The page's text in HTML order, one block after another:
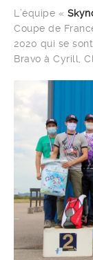
L’équipe «
Coupe de
2020 qui se
Bravo à Cyrill,